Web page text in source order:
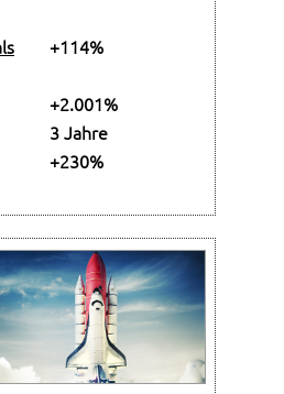
+114%
+2.001%
3 Jahre
+230%